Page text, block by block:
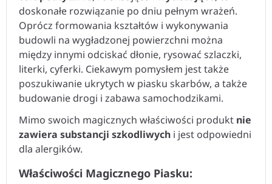
doskonałe rozwiązanie po dniu pełnym wrażeń.
Oprócz formowania kształtów i wykonywania
budowli na wygładzonej powierzchni można
między innymi odciskać dłonie, rysować szlaczki,
literki, cyferki. Ciekawym pomysłem jest także
poszukiwanie ukrytych w piasku skarbów, a także
budowanie drogi i zabawa samochodzikami.
Mimo swoich magicznych właściwości produkt nie
zawiera substancji szkodliwych i jest odpowiedni
dla alergików.
Właściwości Magicznego Piasku: